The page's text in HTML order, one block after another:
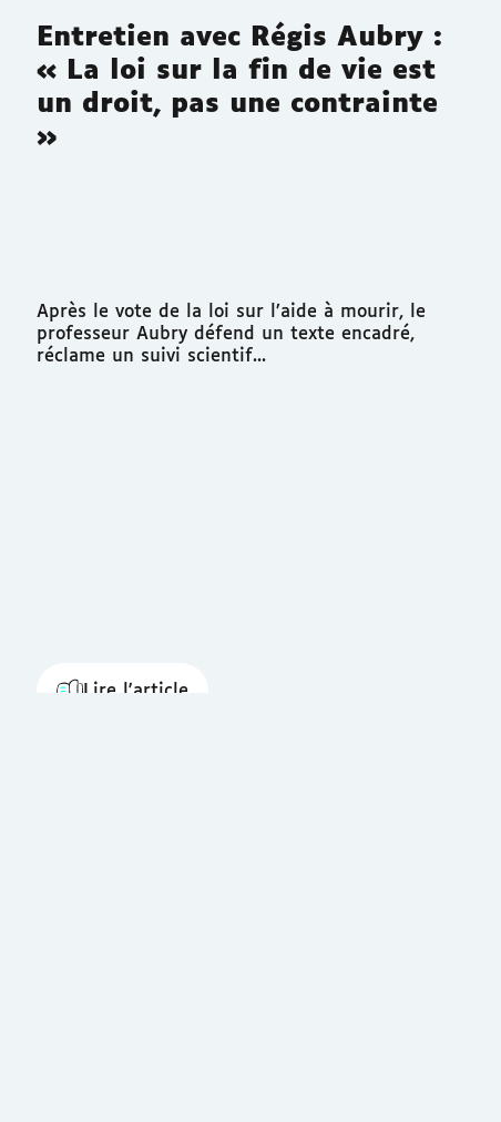
Entretien avec Régis Aubry :
« La loi sur la fin de vie est
un droit, pas une contrainte
»
Après le vote de la loi sur l’aide à mourir, le
professeur Aubry défend un texte encadré,
réclame un suivi scientif...
Lire l'article